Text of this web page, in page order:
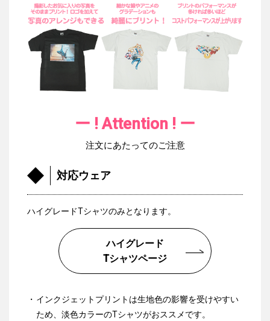
ー ! Attention ! ー
注文にあたってのご注意
対応ウェア
ハイグレードTシャツのみとなります。
ハイグレード
Tシャツページ
インクジェットプリントは生地色の影響を受けやすい
ため、淡色カラーのTシャツがおススメです。